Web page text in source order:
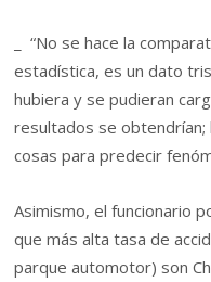
_ “No se hace la
estadística, es un dato
hubiera y se pudieran
resultados se
cosas para predecir
Asimismo, el funcionario
que más alta tasa de
parque automotor) son